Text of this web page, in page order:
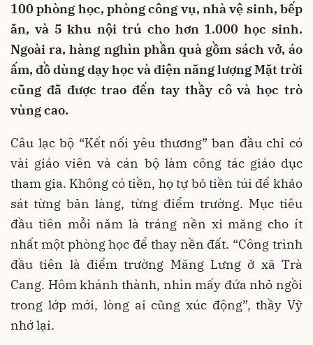
100 phòng học, phòng công vụ, nhà vệ sinh, bếp
ăn, và 5 khu nội trú cho hơn 1.000 học sinh.
Ngoài ra, hàng nghìn phần quà gồm sách vở, áo
ấm, đồ dùng dạy học và điện năng lượng Mặt trời
cũng đã được trao đến tay thầy cô và học trò
vùng cao.
Câu lạc bộ “Kết nối yêu thương” ban đầu chỉ có
vài giáo viên và cán bộ làm công tác giáo dục
tham gia. Không có tiền, họ tự bỏ tiền túi để khảo
sát từng bản làng, từng điểm trường. Mục tiêu
đầu tiên mỗi năm là tráng nền xi măng cho ít
nhất một phòng học để thay nền đất. “Công trình
đầu tiên là điểm trường Măng Lưng ở xã Trà
Cang. Hôm khánh thành, nhìn mấy đứa nhỏ ngồi
trong lớp mới, lòng ai cũng xúc động”, thầy Vỹ
nhớ lại.